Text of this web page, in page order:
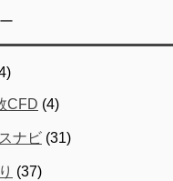
CFD (4)
ナビ (31)
(37)